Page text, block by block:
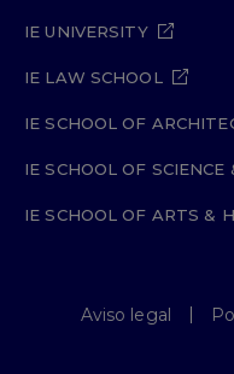
IE UNIVERSITY
IE LAW SCHOOL
IE SCHOOL OF
IE SCHOOL OF SCIENCE
IE SCHOOL OF ARTS &
Aviso legal